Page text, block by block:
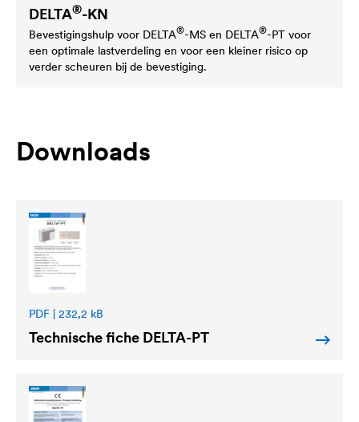
DELTA®-KN
Bevestigingshulp voor DELTA®-MS en DELTA®-PT voor
een optimale lastverdeling en voor een kleiner risico op
verder scheuren bij de bevestiging.
Downloads
PDF | 232,2 kB
Technische fiche DELTA-PT